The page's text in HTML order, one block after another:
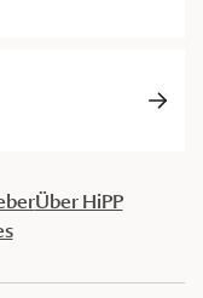
Über HiPP